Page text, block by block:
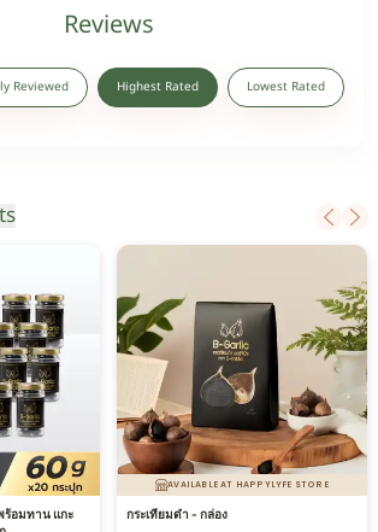
Reviews
Reviewed Highest Rated Lowest Rated
ร้อมทาน แกะ
AVAILABLE AT HAPPYLYFE STORE
กระเทียมดำ - กล่อง